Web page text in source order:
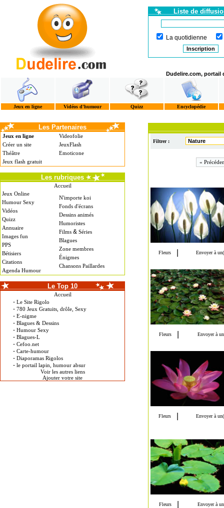
Liste de
La quotidienne
Dudelire.com, portail
Jeux en ligne Vidéos d'humour Quizz Encyclopédie
Les Partenaires
Jeux en ligne
Créer un site
Théâtre
Jeux flash gratuit
Videofolie
JeuxFlash
Emoticone
Les rubriques
Accueil
Jeux Online
Humour Sexy
Vidéos
Quizz
Annuaire
Images fun
PPS
Bétisiers
Citations
Agenda Humour
N'importe koi
Fonds d'écrans
Dessins animés
Humoristes
Films & Séries
Blagues
Zone membres
Énigmes
Chansons Paillardes
Le Top 10
Accueil
- Le Site Rigolo
- 780 Jeux Gratuits, drôle, Sexy
- E-nigme
- Blagues & Dessins
- Humour Sexy
- Blagues-L
- Cefoo.net
- Carte-humour
- Diaporamas Rigolos
- le portail lapin, humour absur
Voir les autres liens
Ajouter votre site
Filtrer :
«